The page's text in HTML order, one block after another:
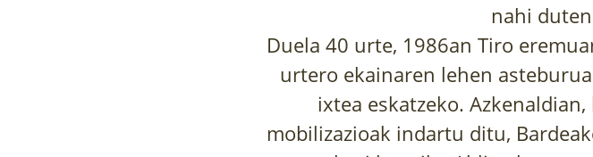
nahi
Duela 40 urte, 1986an Tiro
urtero ekainaren lehen
ixtea eskatzeko.
mobilizazioak indartu ditu,